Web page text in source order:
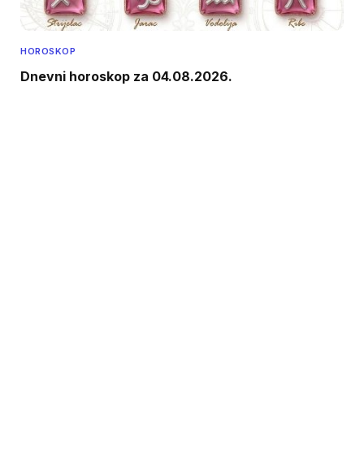
HOROSKOP
Dnevni horoskop za 04.08.2026.